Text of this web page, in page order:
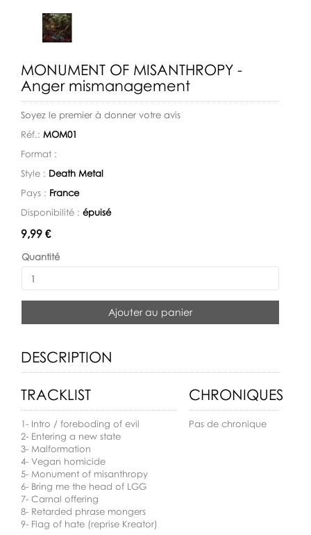
MONUMENT OF MISANTHROPY -
Anger mismanagement
Soyez le premier à donner votre avis
Réf.: MOM01
Format :
Style : Death Metal
Pays : France
Disponibilité : épuisé
Disponibilité:
9,99 €
Quantité
Ajouter au panier
DESCRIPTION
TRACKLIST
1- Intro / foreboding of evil
2- Entering a new state
3- Malformation
4- Vegan homicide
5- Monument of misanthropy
6- Bring me the head of LGG
7- Carnal offering
8- Retarded phrase mongers
9- Flag of hate (reprise Kreator)
CHRONIQUES
Pas de chronique